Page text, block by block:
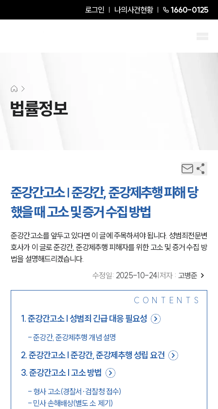
로그인 나의사건현황 1660-0125
법률정보
준강간고소 | 준강간, 준강제추행 피해 당
했을 때 고소 및 증거 수집 방법
준강간고소를 앞두고 있다면 이 글에 주목하셔야 됩니다. 성범죄전문변
호사가 이 글로 준강간, 준강제추행 피해자를 위한 고소 및 증거 수집 방
법을 설명해드리겠습니다.
수정일: 2025-10-24 저자 : 고병준
CONTENTS
1.준강간고소 | 성범죄 긴급 대응 필요성
-준강간, 준강제추행 개념 설명
2.준강간고소 | 준강간, 준강제추행 성립 요건
3.준강간고소 | 고소 방법
- 형사 고소(경찰서·검찰청 접수)
- 민사 손해배상(별도 소 제기)